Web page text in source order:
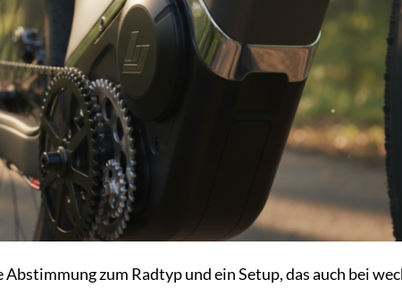
zum Radtyp und ein Setup, das auch bei